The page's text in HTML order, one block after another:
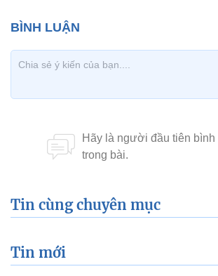
Tin cùng chuyên mục
Tin mới